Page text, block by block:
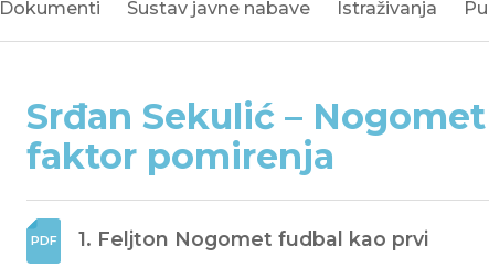
Dokumenti Sustav javne nabave Istraživanja
Srđan Sekulić –
faktor pomirenja
1. Feljton Nogomet fudbal kao prvi